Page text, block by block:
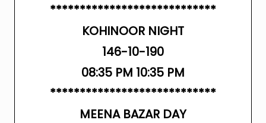
****************************
KOHINOOR NIGHT
146-10-190
08:35 PM 10:35 PM
****************************
MEENA BAZAR DAY